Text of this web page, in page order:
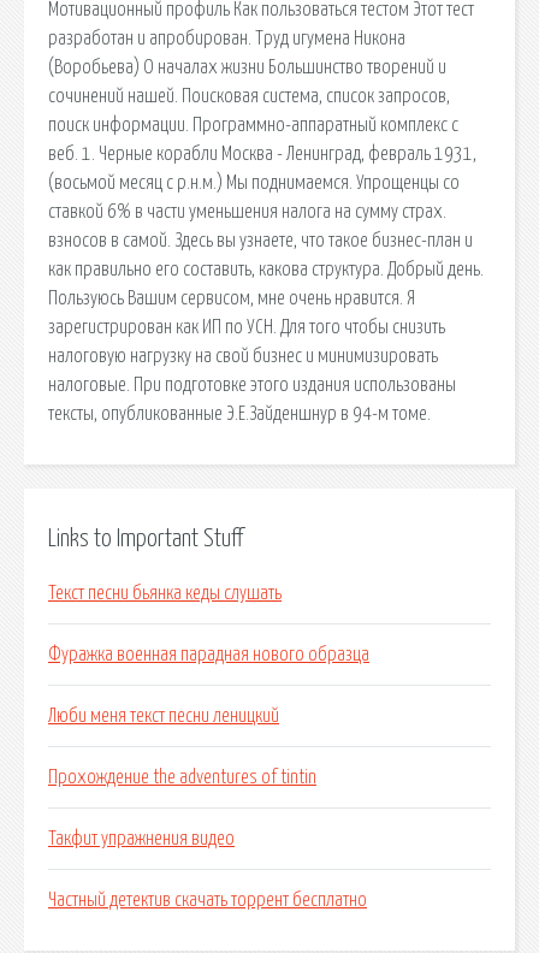
Мотивационный профиль Как пользоваться тестом Этот тест
разработан и апробирован. Труд игумена Никона
(Воробьева) О началах жизни Большинство творений и
сочинений нашей. Поисковая сиcтема, список запросов,
поиск информации. Программно-аппаратный комплекс с
веб. 1. Черные корабли Москва - Ленинград, февраль 1931,
(восьмой месяц с р.н.м.) Мы поднимаемся. Упрощенцы со
ставкой 6% в части уменьшения налога на сумму страх.
взносов в самой. Здесь вы узнаете, что такое бизнес-план и
как правильно его составить, какова структура. Добрый день.
Пользуюсь Вашим сервисом, мне очень нравится. Я
зарегистрирован как ИП по УСН. Для того чтобы снизить
налоговую нагрузку на свой бизнес и минимизировать
налоговые. При подготовке этого издания использованы
тексты, опубликованные Э.Е.Зайденшнур в 94-м томе.
Links to Important Stuff
Текст песни бьянка кеды слушать
Фуражка военная парадная нового образца
Люби меня текст песни леницкий
Прохождение the adventures of tintin
Такфит упражнения видео
Частный детектив скачать торрент бесплатно